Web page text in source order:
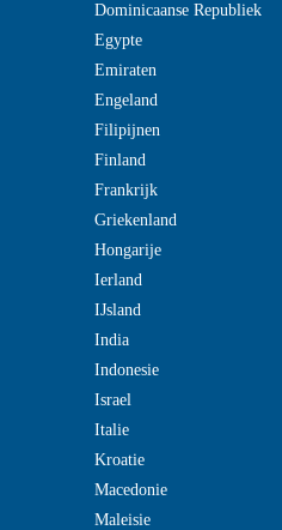
Dominicaanse Republiek
Egypte
Emiraten
Engeland
Filipijnen
Finland
Frankrijk
Griekenland
Hongarije
Ierland
IJsland
India
Indonesie
Israel
Italie
Kroatie
Macedonie
Maleisie